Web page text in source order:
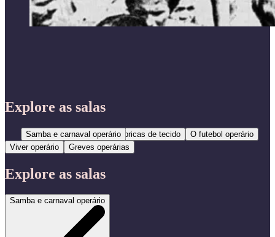
Explore as salas
Samba e carnaval operárioFábricas de tecido
O futebol operário
Viver operário
Greves operárias
Explore as salas
Samba e carnaval operário